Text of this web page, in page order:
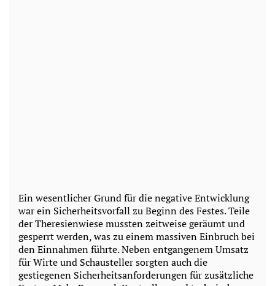
Ein wesentlicher Grund für die negative Entwicklung
war ein Sicherheitsvorfall zu Beginn des Festes. Teile
der Theresienwiese mussten zeitweise geräumt und
gesperrt werden, was zu einem massiven Einbruch bei
den Einnahmen führte. Neben entgangenem Umsatz
für Wirte und Schausteller sorgten auch die
gestiegenen Sicherheitsanforderungen für zusätzliche